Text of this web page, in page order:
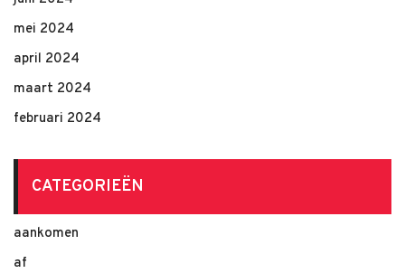
mei 2024
april 2024
maart 2024
februari 2024
CATEGORIEËN
aankomen
af